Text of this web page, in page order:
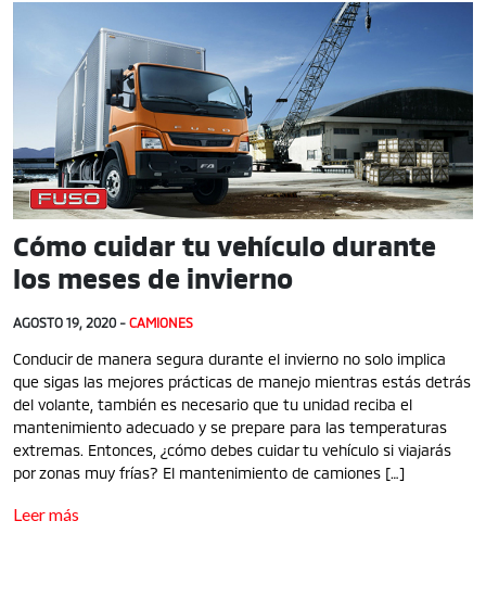
Cómo cuidar tu vehículo durante
los meses de invierno
AGOSTO 19, 2020 - CAMIONES
Conducir de manera segura durante el invierno no solo implica
que sigas las mejores prácticas de manejo mientras estás detrás
del volante, también es necesario que tu unidad reciba el
mantenimiento adecuado y se prepare para las temperaturas
extremas. Entonces, ¿cómo debes cuidar tu vehículo si viajarás
por zonas muy frías? El mantenimiento de camiones […]
Leer más